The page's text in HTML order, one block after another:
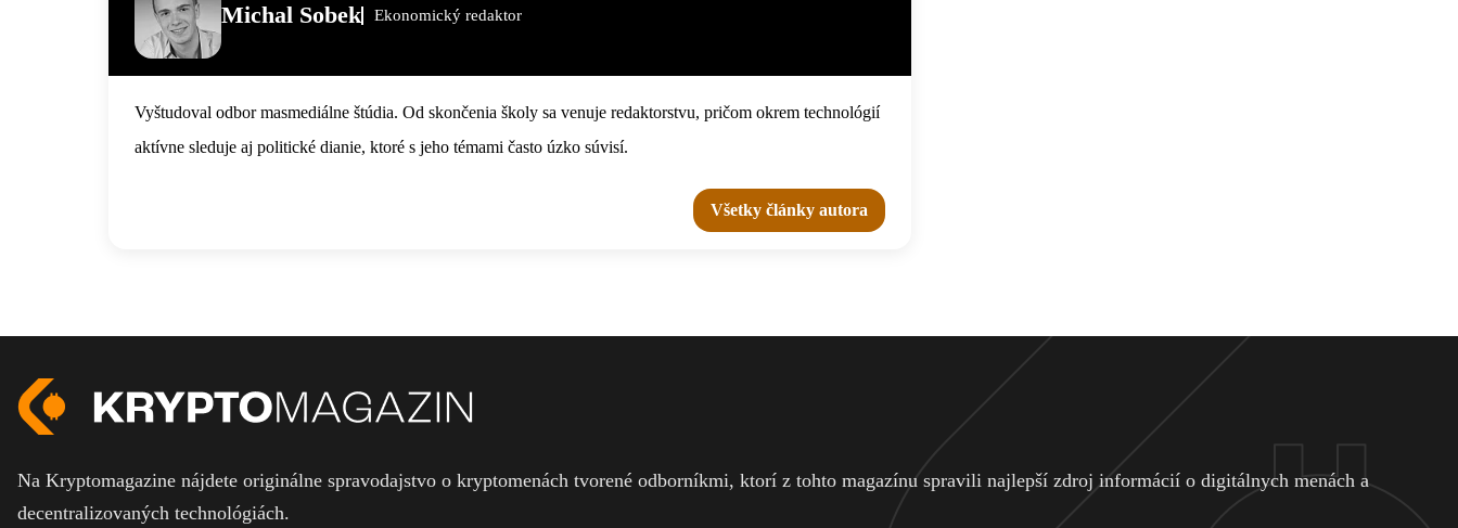
Michal Sobek Ekonomický redaktor
Vyštudoval odbor masmediálne štúdia. Od skončenia školy sa venuje redaktorstvu, pričom okrem technológií
aktívne sleduje aj politické dianie, ktoré s jeho témami často úzko súvisí.
Všetky články autora
Na Kryptomagazine nájdete originálne spravodajstvo o kryptomenách tvorené odborníkmi, ktorí z tohto magazínu spravili najlepší zdroj informácií o digitálnych menách a
decentralizovaných technológiách.